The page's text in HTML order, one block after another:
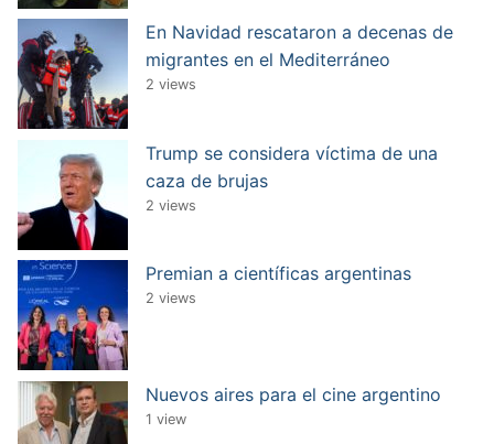
En Navidad rescataron a decenas de
migrantes en el Mediterráneo
2 views
Trump se considera víctima de una
caza de brujas
2 views
Premian a científicas argentinas
2 views
Nuevos aires para el cine argentino
1 view